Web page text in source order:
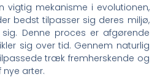
vigtig mekanisme i evolutionen,
bedst tilpasser sig deres miljø,
Denne proces er afgørende
sig over tid. Gennem naturlig
træk fremherskende og
nye arter.